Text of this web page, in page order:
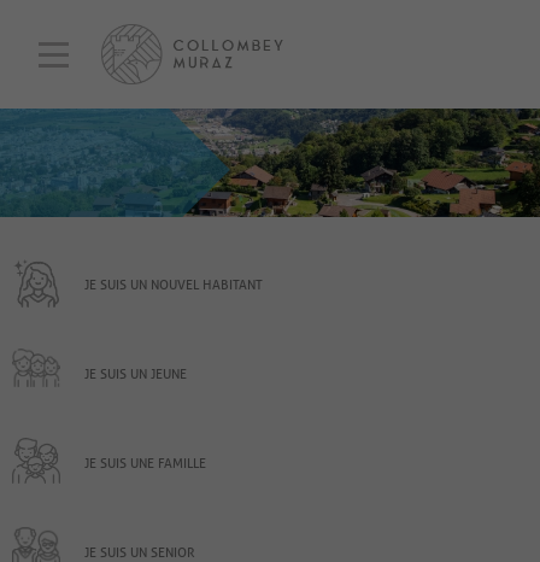
JE SUIS UN NOUVEL HABITANT
JE SUIS UN JEUNE
JE SUIS UNE FAMILLE
JE SUIS UN SENIOR